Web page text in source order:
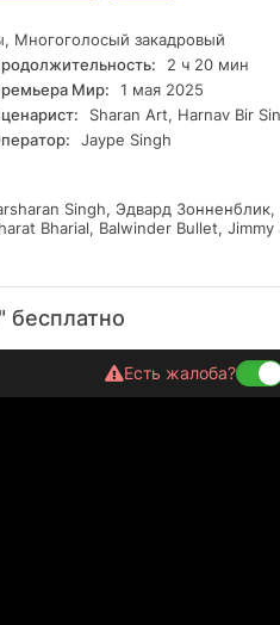
Многоголосый закадровый
2 ч 20 мин
Мир:
1 мая 2025
Sharan Art, Harnav Bir
Jaype Singh
Singh, Эдвард
Bharial, Balwinder Bullet, Jimmy
бесплатно
Есть жалоба?